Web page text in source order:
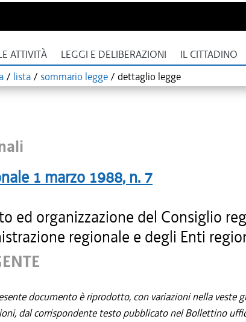
ATTIVITÀ LEGGI E DELIBERAZIONI IL CITTADINO
/ lista / sommario legge / dettaglio legge
1 marzo 1988, n. 7
ed organizzazione del Consiglio
regionale e degli Enti
documento è riprodotto, con variazioni nella veste
dal corrispondente testo pubblicato nel Bollettino